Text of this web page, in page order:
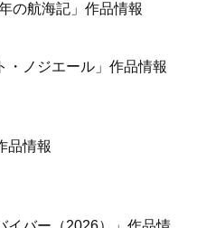
の航海記」作品情報
・ノジエール」作品情報
品情報